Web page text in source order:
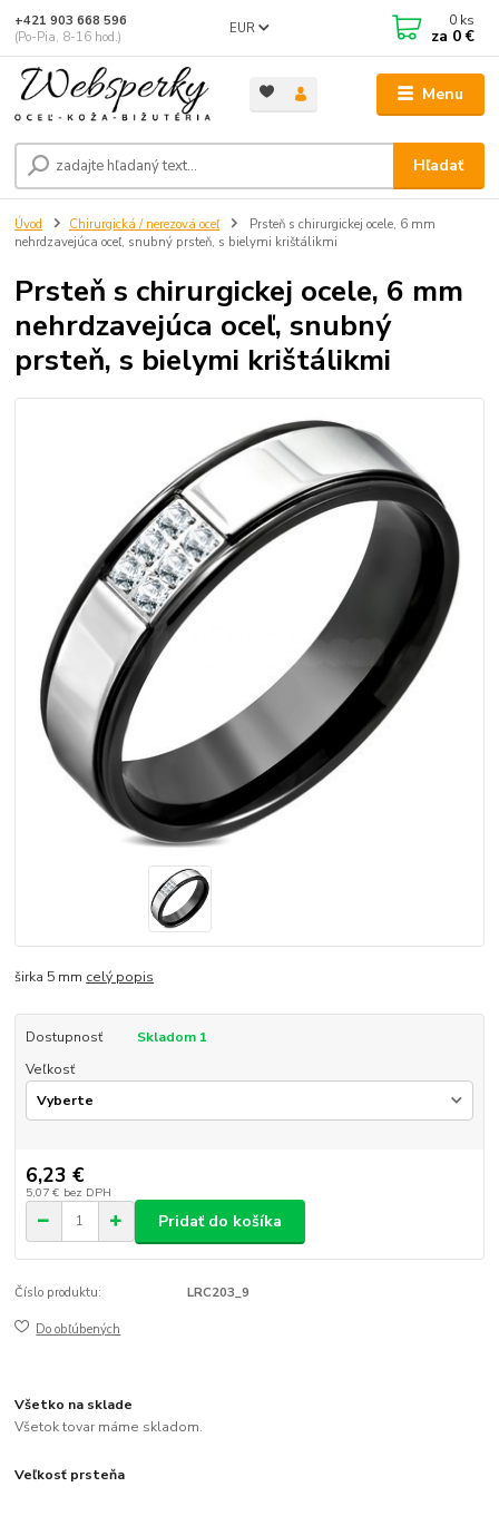
Menu
EUR
Hľadať
+421 903 668 596
(Po-Pia, 8-16 hod.)
0 ks
za 0 €
Úvod Chirurgická / nerezová oceľ
Prsteň s chirurgickej ocele, 6 mm
nehrdzavejúca oceľ, snubný prsteň, s bielymi krištálikmi
Prsteň s chirurgickej ocele, 6 mm
nehrdzavejúca oceľ, snubný
prsteň, s bielymi krištálikmi
širka 5 mm celý popis
Dostupnosť
Skladom 1
Veľkosť
6,23 €
5,07 € bez DPH
Pridať do košíka
Číslo produktu: LRC203_9
Do obľúbených
Všetko na sklade
Všetok tovar máme skladom.
Veľkosť prsteňa